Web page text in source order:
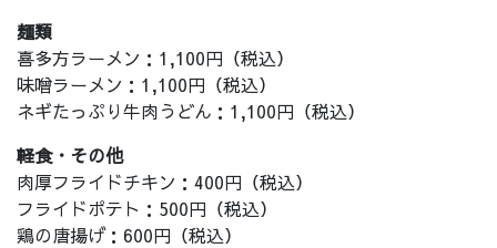
麺類
喜多方ラーメン：1,100円（税込）
味噌ラーメン：1,100円（税込）
ネギたっぷり牛肉うどん：1,100円（税込）
軽食・その他
肉厚フライドチキン：400円（税込）
フライドポテト：500円（税込）
鶏の唐揚げ：600円（税込）